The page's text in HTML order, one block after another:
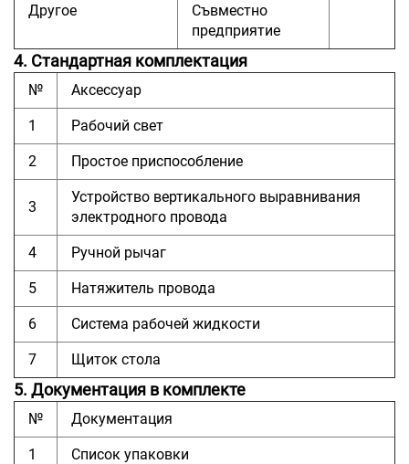
Другое
Съвместно
предприятие
4. Стандартная комплектация
№ Аксессуар
1 Рабочий свет
2 Простое приспособление
3
Устройство вертикального выравнивания
электродного провода
4 Ручной рычаг
5 Натяжитель провода
6 Система рабочей жидкости
7 Щиток стола
5. Документация в комплекте
№ Документация
1 Список упаковки